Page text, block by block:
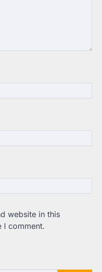
website in this
I comment.